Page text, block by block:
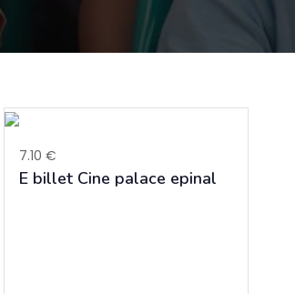
7.10 €
E billet Cine palace epinal